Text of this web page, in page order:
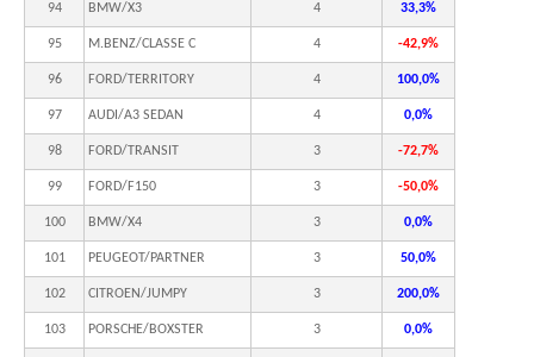
94 BMW/X3 4 33,3%
95 M.BENZ/CLASSE C 4 -42,9%
96 FORD/TERRITORY 4 100,0%
97 AUDI/A3 SEDAN 4 0,0%
98 FORD/TRANSIT 3 -72,7%
99 FORD/F150 3 -50,0%
100 BMW/X4 3 0,0%
101 PEUGEOT/PARTNER 3 50,0%
102 CITROEN/JUMPY 3 200,0%
103 PORSCHE/BOXSTER 3 0,0%